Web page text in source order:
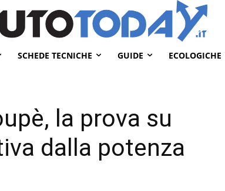
SCHEDE TECNICHE GUIDE ECOLOGICHE
la prova su
dalla potenza